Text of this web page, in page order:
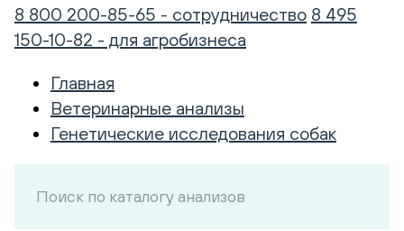
8 800 200-85-65 - сотрудничество 8 495
150-10-82 - для агробизнеса
Главная
Ветеринарные анализы
Генетические исследования собак